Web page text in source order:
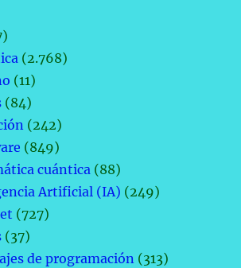
(2.768)
(11)
(84)
(242)
(849)
cuántica (88)
Artificial (IA) (249)
(727)
(37)
de programación (313)